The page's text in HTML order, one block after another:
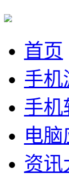
首页
手机
手机
电脑
资讯